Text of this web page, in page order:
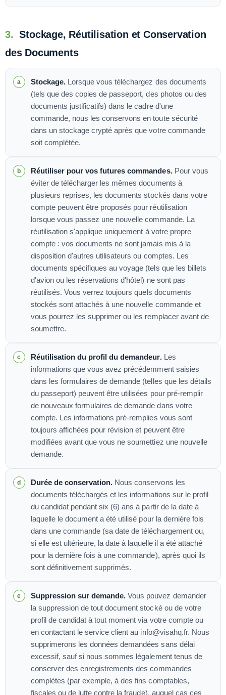
3. Stockage, Réutilisation et Conservation
des Documents
Stockage. Lorsque vous téléchargez des documents
(tels que des copies de passeport, des photos ou des
documents justificatifs) dans le cadre d'une
commande, nous les conservons en toute sécurité
dans un stockage crypté après que votre commande
soit complétée.
Réutiliser pour vos futures commandes.Pour vous
éviter de télécharger les mêmes documents à
plusieurs reprises, les documents stockés dans votre
compte peuvent être proposés pour réutilisation
lorsque vous passez une nouvelle commande. La
réutilisation s'applique uniquement à votre propre
compte : vos documents ne sont jamais mis à la
disposition d'autres utilisateurs ou comptes. Les
documents spécifiques au voyage (tels que les billets
d'avion ou les réservations d'hôtel) ne sont pas
réutilisés. Vous verrez toujours quels documents
stockés sont attachés à une nouvelle commande et
vous pourrez les supprimer ou les remplacer avant de
soumettre.
Réutilisation du profil du demandeur.Les
informations que vous avez précédemment saisies
dans les formulaires de demande (telles que les détails
du passeport) peuvent être utilisées pour pré-remplir
de nouveaux formulaires de demande dans votre
compte. Les informations pré-remplies vous sont
toujours affichées pour révision et peuvent être
modifiées avant que vous ne soumettiez une nouvelle
demande.
Durée de conservation. Nous conservons les
documents téléchargés et les informations sur le profil
du candidat pendant six (6) ans à partir de la date à
laquelle le document a été utilisé pour la dernière fois
dans une commande (sa date de téléchargement ou,
si elle est ultérieure, la date à laquelle il a été attaché
pour la dernière fois à une commande), après quoi ils
sont définitivement supprimés.
Suppression sur demande. Vous pouvez demander
la suppression de tout document stocké ou de votre
profil de candidat à tout moment via votre compte ou
en contactant le service client au info@visahq.fr. Nous
supprimerons les données demandées sans délai
excessif, sauf si nous sommes légalement tenus de
conserver des enregistrements des commandes
complètes (par exemple, à des fins comptables,
fiscales ou de lutte contre la fraude), auquel cas ces